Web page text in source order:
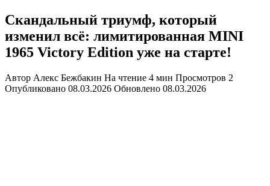
Скандальный триумф, который
изменил всё: лимитированная MINI
1965 Victory Edition уже на старте!
Автор Алекс Бежбакин На чтение 4 мин Просмотров 2
Опубликовано 08.03.2026 Обновлено 08.03.2026